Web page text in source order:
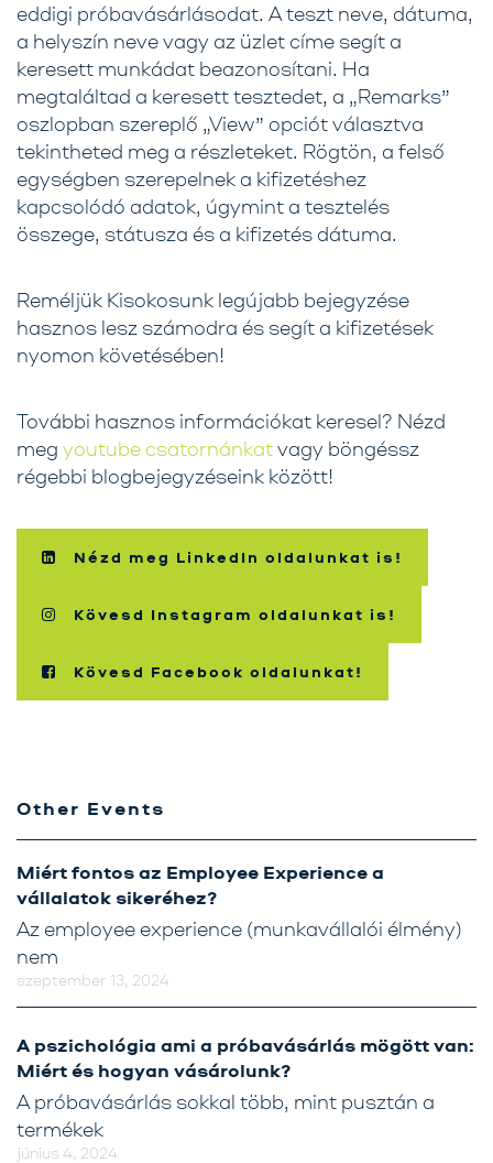
eddigi próbavásárlásodat. A teszt neve, dátuma,
a helyszín neve vagy az üzlet címe segít a
keresett munkádat beazonosítani. Ha
megtaláltad a keresett tesztedet, a „Remarks”
oszlopban szereplő „View” opciót választva
tekintheted meg a részleteket. Rögtön, a felső
egységben szerepelnek a kifizetéshez
kapcsolódó adatok, úgymint a tesztelés
összege, státusza és a kifizetés dátuma.
Reméljük Kisokosunk legújabb bejegyzése
hasznos lesz számodra és segít a kifizetések
nyomon követésében!
További hasznos információkat keresel? Nézd
meg youtube csatornánkatvagy böngéssz
régebbi blogbejegyzéseink között!
Nézd meg LinkedIn oldalunkat is!
Kövesd Instagram oldalunkat is!
Kövesd Facebook oldalunkat!
Other Events
Miért fontos az Employee Experience a
vállalatok sikeréhez?
szeptember 13, 2024
Az employee experience (munkavállalói élmény)
nem
A pszichológia ami a próbavásárlás mögött van:
Miért és hogyan vásárolunk?
június 4, 2024
A próbavásárlás sokkal több, mint pusztán a
termékek